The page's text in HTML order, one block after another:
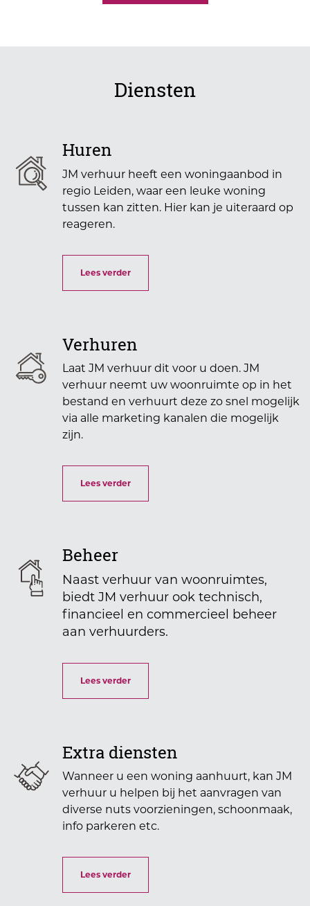
Diensten
Huren
JM verhuur heeft een woningaanbod in
regio Leiden, waar een leuke woning
tussen kan zitten. Hier kan je uiteraard op
reageren.
Lees verder
Verhuren
Laat JM verhuur dit voor u doen. JM
verhuur neemt uw woonruimte op in het
bestand en verhuurt deze zo snel mogelijk
via alle marketing kanalen die mogelijk
zijn.
Lees verder
Beheer
Naast verhuur van woonruimtes,
biedt JM verhuur ook technisch,
financieel en commercieel beheer
aan verhuurders.
Lees verder
Extra diensten
Wanneer u een woning aanhuurt, kan JM
verhuur u helpen bij het aanvragen van
diverse nuts voorzieningen, schoonmaak,
info parkeren etc.
Lees verder